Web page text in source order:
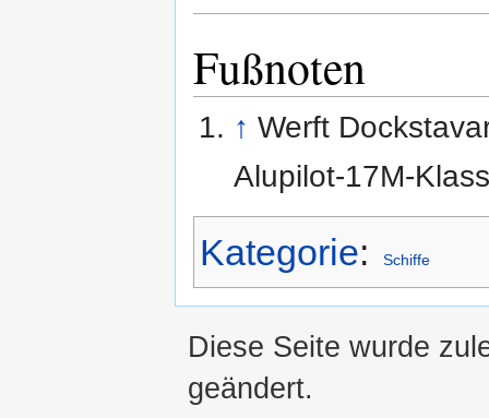
Fußnoten
↑ Werft
Alupilot-17M-
Kategorie: Schiffe
Diese Seite wurde
geändert.